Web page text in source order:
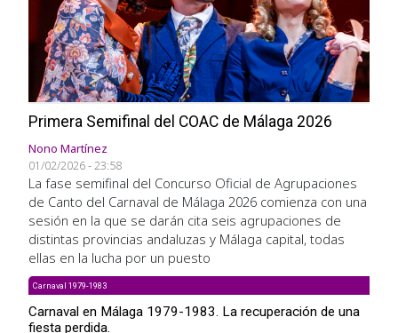
Primera Semifinal del COAC de Málaga 2026
Nono Martínez
01/02/2026 - 23:58
La fase semifinal del Concurso Oficial de Agrupaciones
de Canto del Carnaval de Málaga 2026 comienza con una
sesión en la que se darán cita seis agrupaciones de
distintas provincias andaluzas y Málaga capital, todas
ellas en la lucha por un puesto
Carnaval 1979-1983
Carnaval en Málaga 1979-1983. La recuperación de una
fiesta perdida.